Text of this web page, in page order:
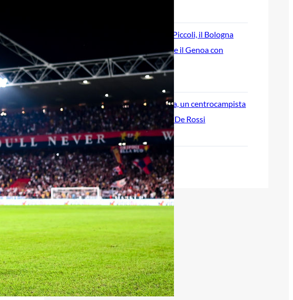
Corsa a tre per Piccoli, il Bologna
prova a superare il Genoa con
un’offerta definitiva
7 Agosto 2026
Sow è del Genoa, un centrocampista
da 4 milioni per De Rossi
7 Agosto 2026